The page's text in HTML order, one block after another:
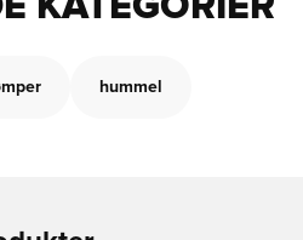
hummel